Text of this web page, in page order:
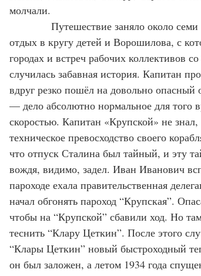
молчали.
Путешествие заняло около семи
отдых в кругу детей и Ворошилова, с
городах и встреч рабочих коллективов
случилась забавная история. Капитан
вдруг резко пошёл на довольно
— дело абсолютно нормальное для того
скоростью. Капитан «Крупской» не
техническое превосходство своего
что отпуск Сталина был тайный, и эту
вождя, видимо, задел. Иван Иванович
пароходе ехала правительственная
начал обгонять пароход “Крупская”.
чтобы на “Крупской” сбавили ход. Но
теснить “Клару Цеткин”. После этого
“Клары Цеткин” новый быстроходный
он был заложен, а летом 1934 года